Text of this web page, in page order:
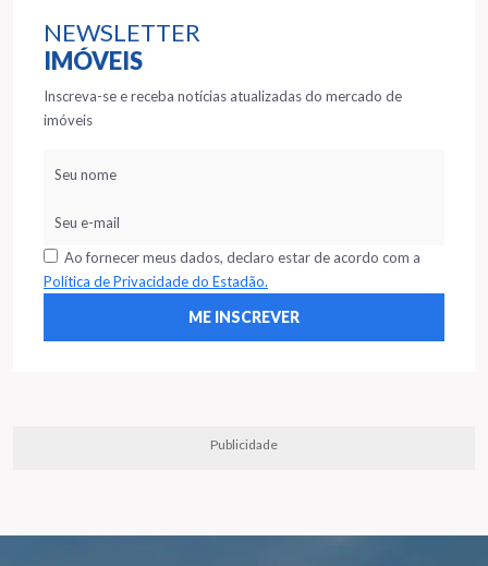
NEWSLETTER
IMÓVEIS
Inscreva-se e receba notícias atualizadas do mercado de
imóveis
Ao fornecer meus dados, declaro estar de acordo com a
Política de Privacidade do Estadão.
Publicidade